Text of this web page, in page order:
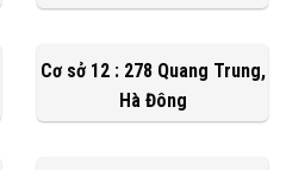
Cơ sở 12 : 278 Quang Trung,
Hà Đông